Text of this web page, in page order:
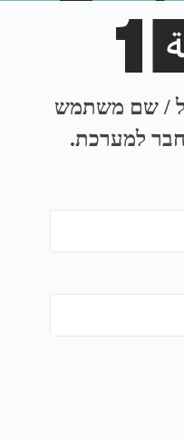
/ שם משתמש
למערכת.